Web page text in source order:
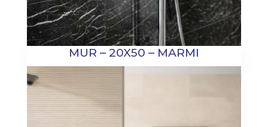
MUR – 20X50 – MARMI